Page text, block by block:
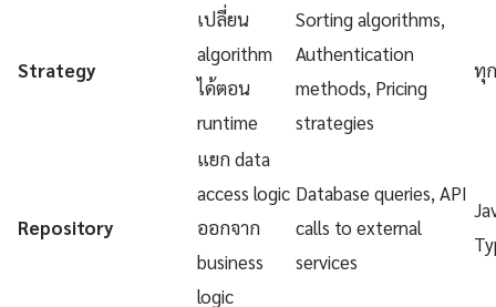
Strategy
เปลี่ยน
algorithm
ได้ตอน
runtime
Sorting algorithms,
Authentication
methods, Pricing
strategies
ทุ
Repository
แยก data
access logic
ออกจาก
business
logic
Database queries, API
calls to external
services